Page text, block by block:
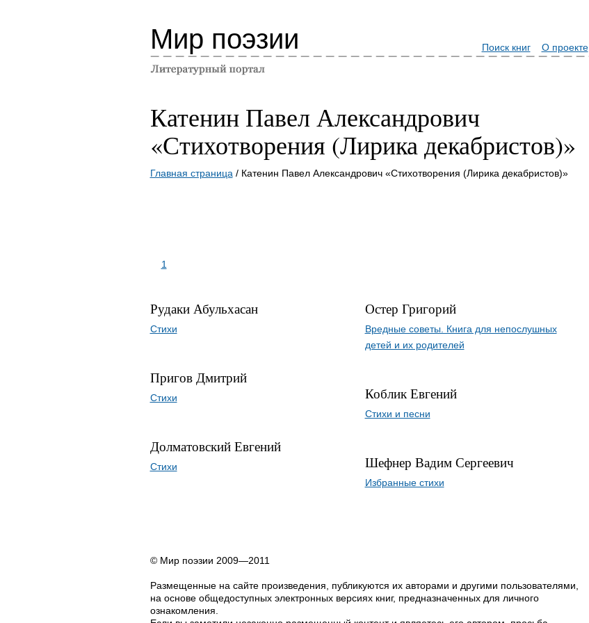
Мир поэзии Поиск книг О проекте
Катенин Павел Александрович
«Стихотворения (Лирика декабристов)»
Главная страница / Катенин Павел Александрович «Стихотворения (Лирика декабристов)»
1
Рудаки Абульхасан
Стихи
Пригов Дмитрий
Стихи
Долматовский Евгений
Стихи
Остер Григорий
Вредные советы. Книга для непослушных
детей и их родителей
Коблик Евгений
Стихи и песни
Шефнер Вадим Сергеевич
Избранные стихи
© Мир поэзии 2009—2011
Размещенные на сайте произведения, публикуются их авторами и другими пользователями,
на основе общедоступных электронных версиях книг, предназначенных для личного
ознакомления.